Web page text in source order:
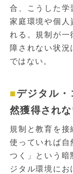
合、こうした学
家庭環境や個人
れる。規制が一
障されない状
ではない。
デジタル・
然獲得され
規制と教育を接
使っていれば自
つく」という暗
ジタル環境に